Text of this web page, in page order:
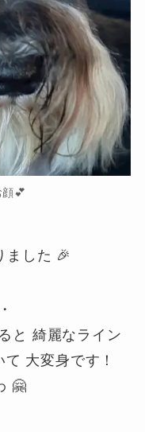
💕
ました 🎉
・
と 綺麗なライン
大変身です！
🤗